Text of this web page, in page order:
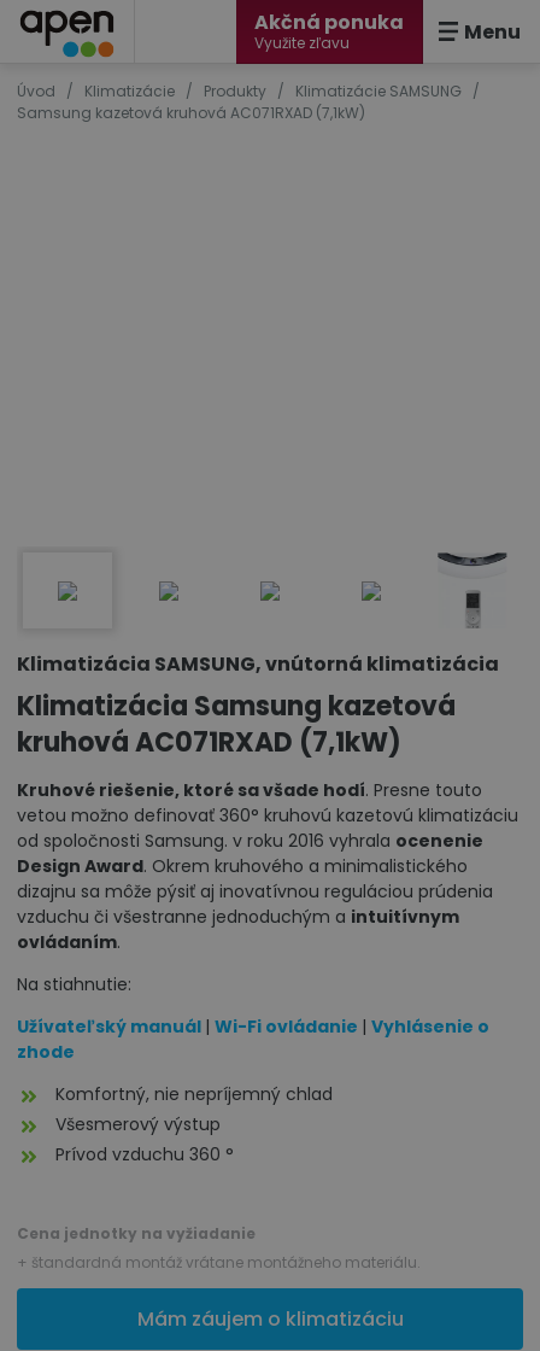
Akčná ponuka
Využite zľavu Menu
Úvod / Klimatizácie / Produkty / Klimatizácie SAMSUNG /
Samsung kazetová kruhová AC071RXAD (7,1kW)
Klimatizácia SAMSUNG, vnútorná klimatizácia
Klimatizácia Samsung kazetová
kruhová AC071RXAD (7,1kW)
Kruhové riešenie, ktoré sa všade hodí. Presne touto
vetou možno definovať 360° kruhovú kazetovú klimatizáciu
od spoločnosti Samsung. v roku 2016 vyhrala ocenenie
Design Award. Okrem kruhového a minimalistického
dizajnu sa môže pýsiť aj inovatívnou reguláciou prúdenia
vzduchu či všestranne jednoduchým a intuitívnym
ovládaním.
Na stiahnutie:
Užívateľský manuál | Wi-Fi ovládanie | Vyhlásenie o
zhode
Komfortný, nie nepríjemný chlad
Všesmerový výstup
Prívod vzduchu 360 °
Cena jednotky na vyžiadanie
+ štandardná montáž vrátane montážneho materiálu.
Mám záujem o klimatizáciu